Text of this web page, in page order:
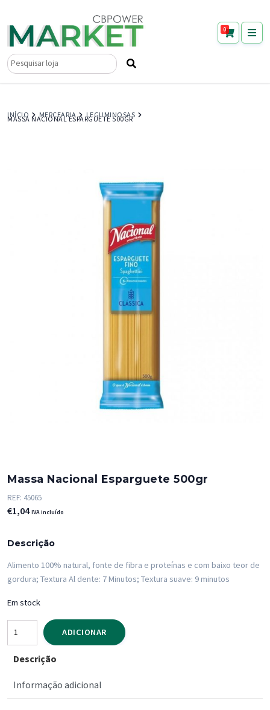
0
Pesquisar
INÍCIO MERCEARIA LEGUMINOSAS
MASSA NACIONAL ESPARGUETE 500GR
Massa Nacional Esparguete 500gr
REF: 45065
€1,04 IVA incluído
Descrição
Alimento 100% natural, fonte de fibra e proteínas e com baixo teor de
gordura; Textura Al dente: 7 Minutos; Textura suave: 9 minutos
Em stock
Quantidade
de
Massa
Esparguete
ADICIONAR
Descrição
Informação adicional